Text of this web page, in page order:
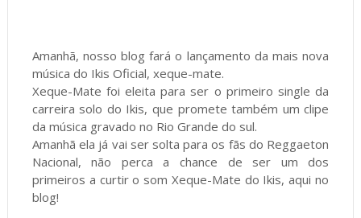
Amanhã, nosso blog fará o lançamento da mais nova
música do Ikis Oficial, xeque-mate.
Xeque-Mate foi eleita para ser o primeiro single da
carreira solo do Ikis, que promete também um clipe
da música gravado no Rio Grande do sul.
Amanhã ela já vai ser solta para os fãs do Reggaeton
Nacional, não perca a chance de ser um dos
primeiros a curtir o som Xeque-Mate do Ikis, aqui no
blog!